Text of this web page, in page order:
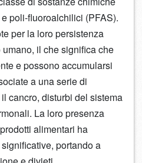
poli-fluoroalchilici (PFAS).
per la loro persistenza
il che significa che
e possono accumularsi
a una serie di
cancro, disturbi del sistema
La loro presenza
alimentari ha
portando a